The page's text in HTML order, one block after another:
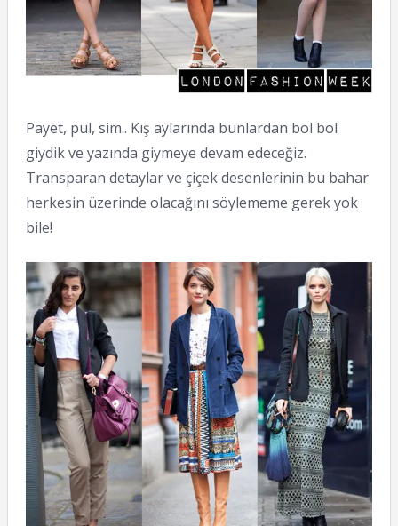
Payet, pul, sim.. Kış aylarında bunlardan bol bol
giydik ve yazında giymeye devam edeceğiz.
Transparan detaylar ve çiçek desenlerinin bu bahar
herkesin üzerinde olacağını söylememe gerek yok
bile!